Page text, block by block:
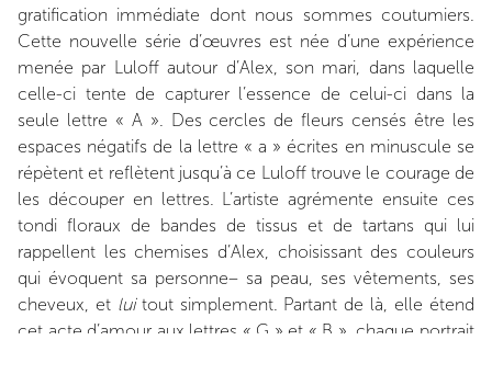
gratification immédiate dont nous sommes coutumiers.
Cette nouvelle série d’œuvres est née d’une expérience
menée par Luloff autour d’Alex, son mari, dans laquelle
celle-ci tente de capturer l’essence de celui-ci dans la
seule lettre « A ». Des cercles de fleurs censés être les
espaces négatifs de la lettre « a » écrites en minuscule se
répètent et reflètent jusqu’à ce Luloff trouve le courage de
les découper en lettres. L’artiste agrémente ensuite ces
tondi floraux de bandes de tissus et de tartans qui lui
rappellent les chemises d’Alex, choisissant des couleurs
qui évoquent sa personne– sa peau, ses vêtements, ses
cheveux, et luitout simplement. Partant de là, elle étend
cet acte d’amour aux lettres « G » et « B », chaque portrait